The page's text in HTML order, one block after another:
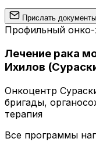
Прислать документы
Профильный онко-
Лечение рака
Ихилов
Онкоцентр
бригады,
терапия
Все программы